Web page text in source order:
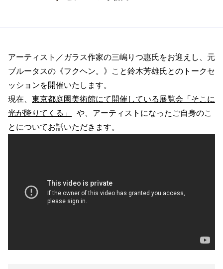
アーティスト／ガラス作家の三嶋りつ惠氏をお迎えし、元
ブルータスの《フクヘン。》こと鈴木芳雄氏とのトークセ
ッションを開催いたします。
現在、 東京都庭園美術館にて開催している展覧会「そこに
光が降りてくる」
や、アーティストになったご自身のこ
とについてお話いただきます。